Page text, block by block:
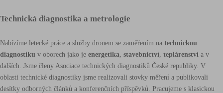
Technická diagnostika a metrologie
Nabízíme letecké práce a služby dronem se zaměřením na technickou
diagnostiku v oborech jako je energetika stavebnictví teplárenství a v
dalších. Jsme členy Asociace technických diagnostiků České republiky. V
oblasti technické diagnostiky jsme realizovali stovky měření a publikovali
desítky odborných článků a konferenčních příspěvků. Pracujeme s klasickou